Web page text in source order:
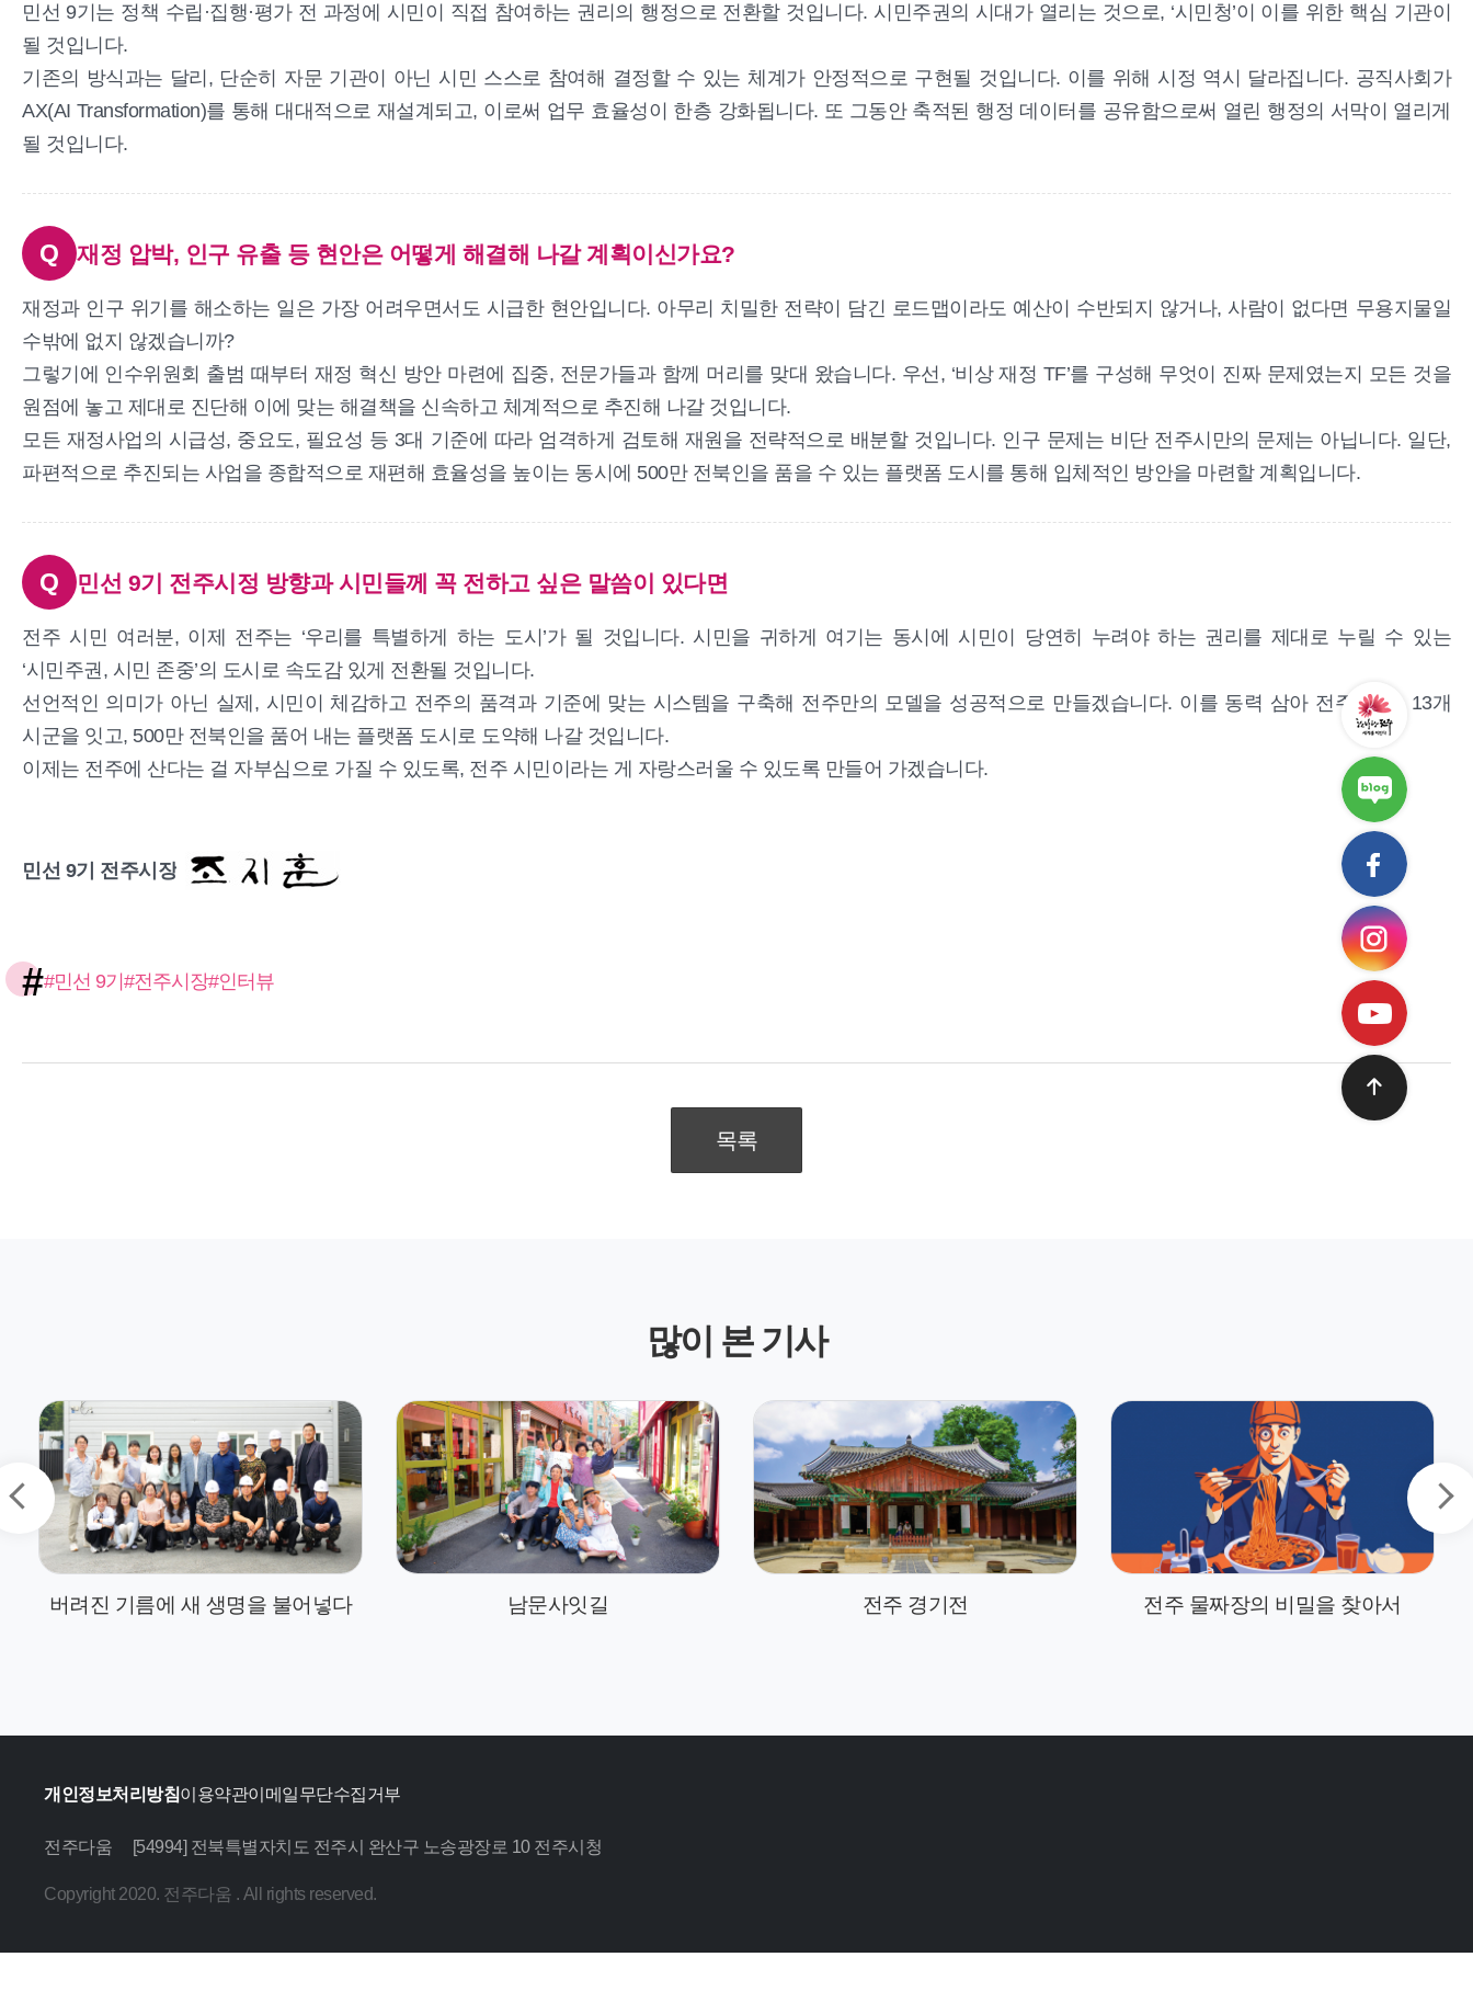
민선 9기는 정책 수립·집행·평가 전 과정에 시민이 직접 참여하는 권리의 행정으로 전환할 것입니다. 시민주권의 시대가 열리는 것으로, ‘시민청’이 이를 위한 핵심 기관이
될 것입니다.
기존의 방식과는 달리, 단순히 자문 기관이 아닌 시민 스스로 참여해 결정할 수 있는 체계가 안정적으로 구현될 것입니다. 이를 위해 시정 역시 달라집니다. 공직사회가
AX(AI Transformation)를 통해 대대적으로 재설계되고, 이로써 업무 효율성이 한층 강화됩니다. 또 그동안 축적된 행정 데이터를 공유함으로써 열린 행정의 서막이 열리게
될 것입니다.
Q 재정 압박, 인구 유출 등 현안은 어떻게 해결해 나갈 계획이신가요?
재정과 인구 위기를 해소하는 일은 가장 어려우면서도 시급한 현안입니다. 아무리 치밀한 전략이 담긴 로드맵이라도 예산이 수반되지 않거나, 사람이 없다면 무용지물일
수밖에 없지 않겠습니까?
그렇기에 인수위원회 출범 때부터 재정 혁신 방안 마련에 집중, 전문가들과 함께 머리를 맞대 왔습니다. 우선, ‘비상 재정 TF’를 구성해 무엇이 진짜 문제였는지 모든 것을
원점에 놓고 제대로 진단해 이에 맞는 해결책을 신속하고 체계적으로 추진해 나갈 것입니다.
모든 재정사업의 시급성, 중요도, 필요성 등 3대 기준에 따라 엄격하게 검토해 재원을 전략적으로 배분할 것입니다. 인구 문제는 비단 전주시만의 문제는 아닙니다. 일단,
파편적으로 추진되는 사업을 종합적으로 재편해 효율성을 높이는 동시에 500만 전북인을 품을 수 있는 플랫폼 도시를 통해 입체적인 방안을 마련할 계획입니다.
Q 민선 9기 전주시정 방향과 시민들께 꼭 전하고 싶은 말씀이 있다면
전주 시민 여러분, 이제 전주는 ‘우리를 특별하게 하는 도시’가 될 것입니다. 시민을 귀하게 여기는 동시에 시민이 당연히 누려야 하는 권리를 제대로 누릴 수 있는
‘시민주권, 시민 존중’의 도시로 속도감 있게 전환될 것입니다.
선언적인 의미가 아닌 실제, 시민이 체감하고 전주의 품격과 기준에 맞는 시스템을 구축해 전주만의 모델을 성공적으로 만들겠습니다. 이를 동력 삼아 전주는 또, 13개
시군을 잇고, 500만 전북인을 품어 내는 플랫폼 도시로 도약해 나갈 것입니다.
이제는 전주에 산다는 걸 자부심으로 가질 수 있도록, 전주 시민이라는 게 자랑스러울 수 있도록 만들어 가겠습니다.
민선 9기 전주시장
##민선 9기 #전주시장#인터뷰
목록
많이 본 기사
버려진 기름에 새 생명을 불어넣다 남문사잇길 전주 경기전 전주 물짜장의 비밀을 찾아서
개인정보처리방침이용약관이메일무단수집거부
전주다움 [54994] 전북특별자치도 전주시 완산구 노송광장로 10 전주시청
Copyright 2020. 전주다움 . All rights reserved.